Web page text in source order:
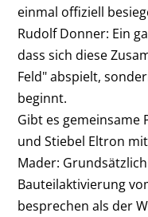
einmal offiziell
Rudolf Donner: Ein
dass sich diese
Feld" abspielt,
beginnt.
Gibt es
und Stiebel Eltron
Mader:
Bauteilaktivierung
besprechen als der